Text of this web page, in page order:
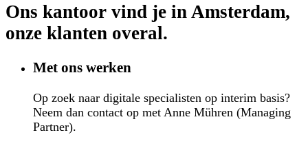
Ons kantoor vind je in Amsterdam,
onze klanten overal.
Met ons werken
Op zoek naar digitale specialisten op interim basis?
Neem dan contact op met Anne Mühren (Managing
Partner).